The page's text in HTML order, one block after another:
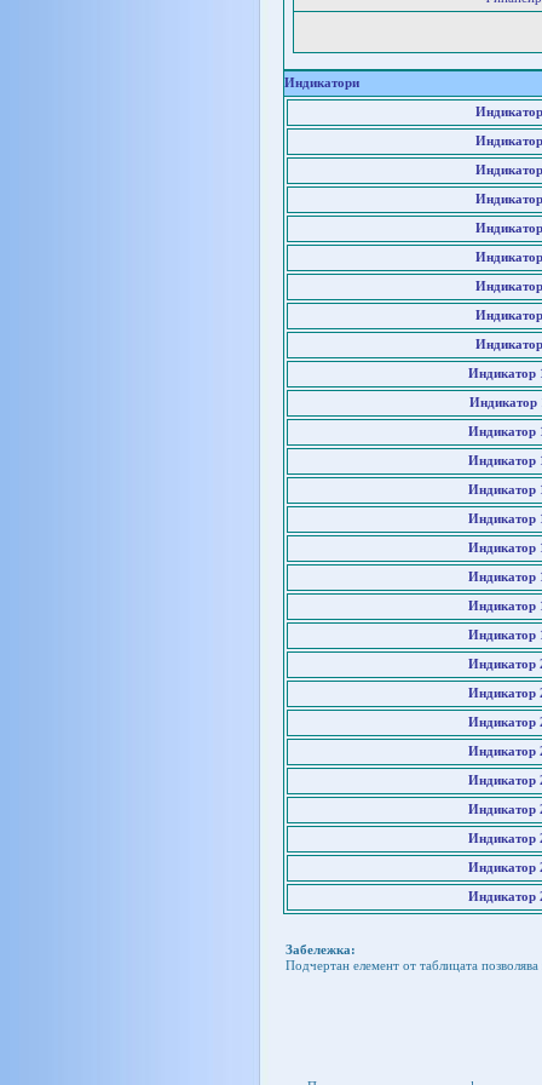
Индикатори
Индикатор
Индикатор
Индикатор
Индикатор
Индикатор
Индикатор
Индикатор
Индикатор
Индикатор
Индикатор
Индикатор
Индикатор
Индикатор
Индикатор
Индикатор
Индикатор
Индикатор
Индикатор
Индикатор
Индикатор
Забележка:
Подчертан елемент от таблицата